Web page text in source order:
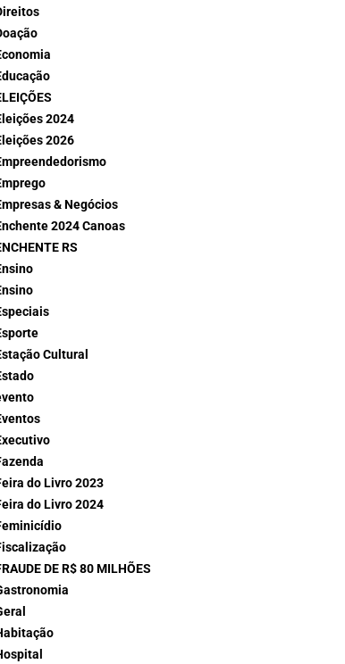
2024
2026
& Negócios
2024 Canoas
RS
Cultural
do Livro 2023
do Livro 2024
DE R$ 80 MILHÕES